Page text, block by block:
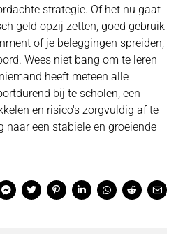
strategie. Of het nu gaat
geld opzij zetten, goed gebruik
of je beleggingen spreiden,
Wees niet bang om te leren
heeft meteen alle
bij te scholen, een
en risico's zorgvuldig af te
naar een stabiele en groeiende